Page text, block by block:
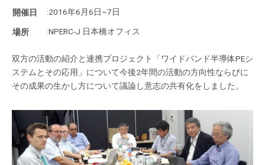
開催日 :2016年6月6日~7日
場所 :NPERC-J 日本橋オフィス
双方の活動の紹介と連携プロジェクト「ワイドバンド半導体PEシ
ステムとその応用」について今後2年間の活動の方向性ならびに
その成果の生かし方について議論し意志の共有化をしました。